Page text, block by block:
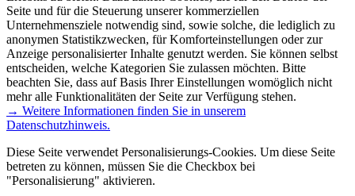
Seite und für die Steuerung unserer kommerziellen
Unternehmensziele notwendig sind, sowie solche, die lediglich zu
anonymen Statistikzwecken, für Komforteinstellungen oder zur
Anzeige personalisierter Inhalte genutzt werden. Sie können selbst
entscheiden, welche Kategorien Sie zulassen möchten. Bitte
beachten Sie, dass auf Basis Ihrer Einstellungen womöglich nicht
mehr alle Funktionalitäten der Seite zur Verfügung stehen.
→ Weitere Informationen finden Sie in unserem
Datenschutzhinweis.
Diese Seite verwendet Personalisierungs-Cookies. Um diese Seite
betreten zu können, müssen Sie die Checkbox bei
"Personalisierung" aktivieren.